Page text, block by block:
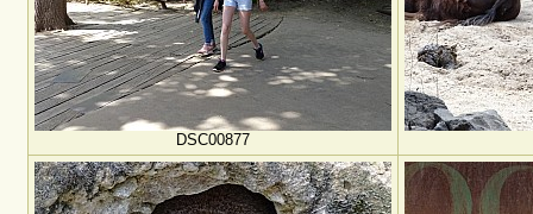
DSC00877